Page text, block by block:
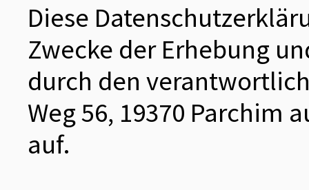
Diese
Zwecke der Erhebung
durch den
Weg 56, 19370 Parchim
auf.